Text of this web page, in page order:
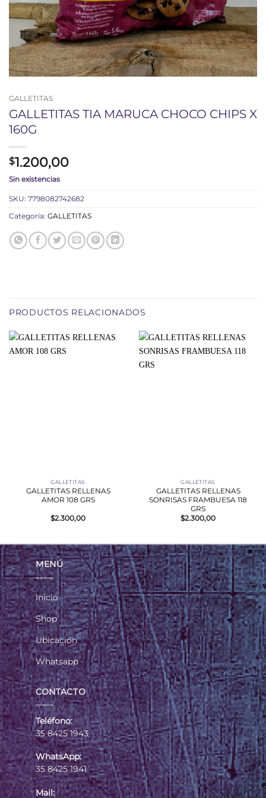
GALLETITAS
GALLETITAS TIA MARUCA CHOCO CHIPS X
160G
$1.200,00
Sin existencias
SKU: 7798082742682
Categoría: GALLETITAS
PRODUCTOS RELACIONADOS
GALLETITAS
GALLETITAS RELLENAS
AMOR 108 GRS
$2.300,00
GALLETITAS
GALLETITAS RELLENAS
SONRISAS FRAMBUESA 118
GRS
$2.300,00
MENÚ
Inicio
Shop
Ubicación
Whatsapp
CONTACTO
Teléfono:
35 8425 1943
WhatsApp:
35 8425 1941
Mail: